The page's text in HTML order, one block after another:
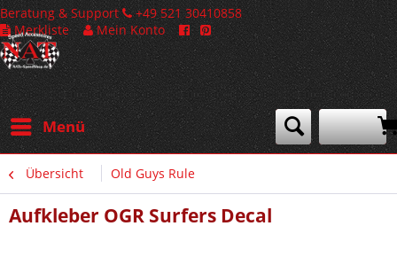
Beratung & Support
+49 521 30410858
Merkliste
Mein Konto
Menü
Übersicht Old Guys Rule
Aufkleber OGR Surfers Decal